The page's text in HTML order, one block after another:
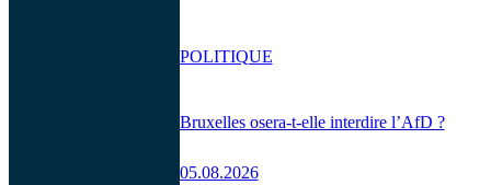
Bruxelles osera-t-elle interdire l’AfD ?
05.08.2026
POLITIQUE